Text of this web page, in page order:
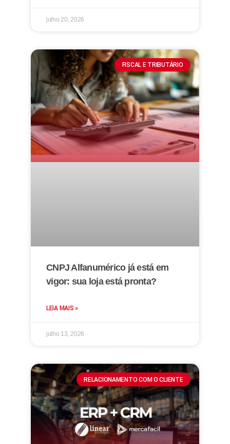
julho 20, 2026
FISCAL E TRIBUTÁRIO
CNPJ Alfanumérico já está em
vigor: sua loja está pronta?
LEIA MAIS »
julho 13, 2026
RELACIONAMENTO COM O CLIENTE